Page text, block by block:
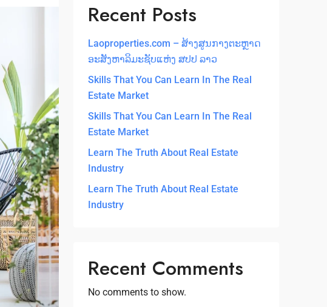
Recent Posts
Laoproperties.com – ສ້າງສູນກາງຕະຫຼາດ
ອະສັງຫາລິມະຊັບແຫ່ງ ສປປ ລາວ
Skills That You Can Learn In The Real
Estate Market
Skills That You Can Learn In The Real
Estate Market
Learn The Truth About Real Estate
Industry
Learn The Truth About Real Estate
Industry
Recent Comments
No comments to show.